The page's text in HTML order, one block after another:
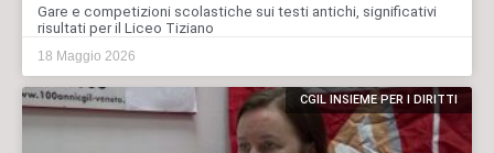
Gare e competizioni scolastiche sui testi antichi, significativi
risultati per il Liceo Tiziano
18 Maggio 2026
CGIL INSIEME PER I DIRITTI